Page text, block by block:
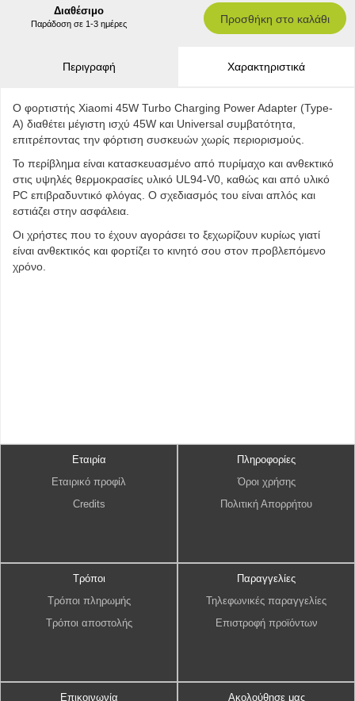
Διαθέσιμο
Παράδοση σε 1-3 ημέρες Προσθήκη στο καλάθι
Περιγραφή Χαρακτηριστικά
Ο φορτιστής Xiaomi 45W Turbo Charging Power Adapter (Type-
A) διαθέτει μέγιστη ισχύ 45W και Universal συμβατότητα,
επιτρέποντας την φόρτιση συσκευών χωρίς περιορισμούς.
Το περίβλημα είναι κατασκευασμένο από πυρίμαχο και ανθεκτικό
στις υψηλές θερμοκρασίες υλικό UL94-V0, καθώς και από υλικό
PC επιβραδυντικό φλόγας. Ο σχεδιασμός του είναι απλός και
εστιάζει στην ασφάλεια.
Οι χρήστες που το έχουν αγοράσει το ξεχωρίζουν κυρίως γιατί
είναι ανθεκτικός και φορτίζει το κινητό σου στον προβλεπόμενο
χρόνο.
Εταιρία
Εταιρικό προφίλ
Credits
Πληροφορίες
Όροι χρήσης
Πολιτική Απορρήτου
Τρόποι
Τρόποι πληρωμής
Τρόποι αποστολής
Παραγγελίες
Τηλεφωνικές παραγγελίες
Επιστροφή προϊόντων
Επικοινωνία Ακολούθησε μας